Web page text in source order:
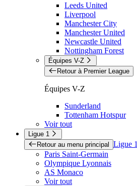
Leeds United
Liverpool
Manchester City
Manchester United
Newcastle United
Nottingham Forest
Équipes V-Z
Retour à Premier League
Équipes V-Z
Sunderland
Tottenham Hotspur
Voir tout
Ligue 1
Retour au menu principal Ligue 1
Paris Saint-Germain
Olympique Lyonnais
AS Monaco
Voir tout